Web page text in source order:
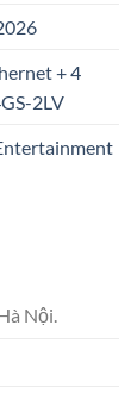
+ 4
2LV
Nội.